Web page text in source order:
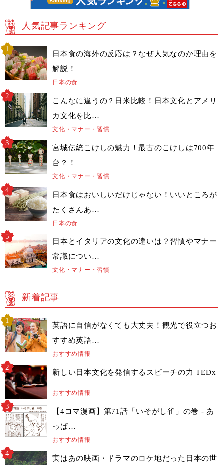
人気記事ランキング
日本食の海外の反応は？なぜ人気なのか理由を
解説！
日本の食
こんなに違うの？日米比較！日本文化とアメリ
カ文化を比…
文化・マナー・習慣
宮城伝統こけしの魅力！最古のこけしは700年
台？！
文化・マナー・習慣
日本食はおいしいだけじゃない！いいところが
たくさんあ…
日本の食
日本とイタリアの文化の違いは？習慣やマナー
常識につい…
文化・マナー・習慣
新着記事
英語に自信がなくても大丈夫！観光で役立つお
すすめ英語…
おすすめ情報
新しい日本文化を発信するスピーチの力 TEDx
おすすめ情報
【4コマ漫画】第71話「いそがし雀」の巻 - あ
っぱ…
おすすめ情報
実はあの映画・ドラマのロケ地だった日本の世